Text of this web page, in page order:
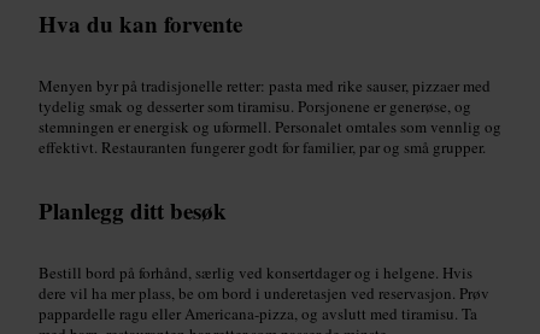
Hva du kan forvente
Menyen byr på tradisjonelle retter: pasta med rike sauser, pizzaer med
tydelig smak og desserter som tiramisu. Porsjonene er generøse, og
stemningen er energisk og uformell. Personalet omtales som vennlig og
effektivt. Restauranten fungerer godt for familier, par og små grupper.
Planlegg ditt besøk
Bestill bord på forhånd, særlig ved konsertdager og i helgene. Hvis
dere vil ha mer plass, be om bord i underetasjen ved reservasjon. Prøv
pappardelle ragu eller Americana-pizza, og avslutt med tiramisu. Ta